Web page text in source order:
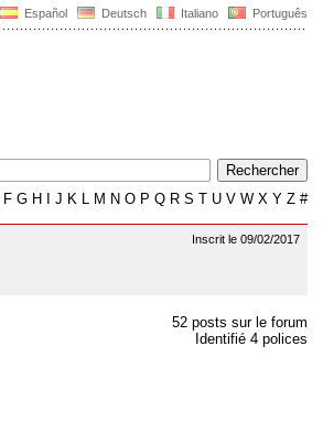
Español Deutsch Italiano Português
F G H J K L M N O P Q R S T U V W X Y Z #
Inscrit le 09/02/2017
52 posts sur le forum
Identifié 4 polices